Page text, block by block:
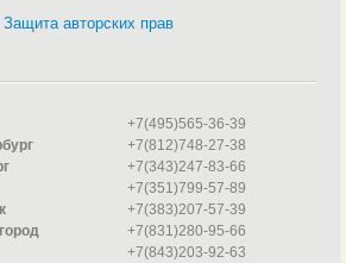
авторских прав
+7(495)565-36-39
+7(812)748-27-38
+7(343)247-83-66
+7(351)799-57-89
+7(383)207-57-39
+7(831)280-95-66
+7(843)203-92-63